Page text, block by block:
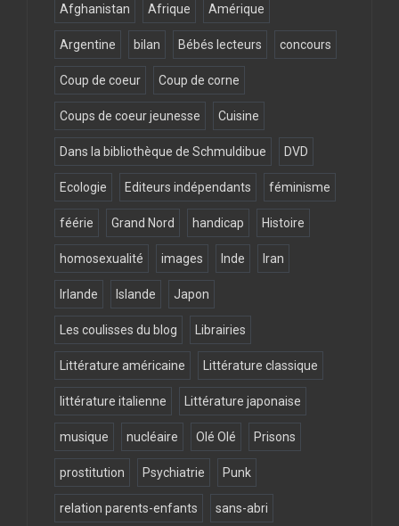
Afghanistan Afrique Amérique
Argentine bilan Bébés lecteurs concours
Coup de coeur Coup de corne
Coups de coeur jeunesse Cuisine
Dans la bibliothèque de Schmuldibue DVD
Ecologie Editeurs indépendants féminisme
féérie Grand Nord handicap Histoire
homosexualité images Inde Iran
Irlande Islande Japon
Les coulisses du blog Librairies
Littérature américaine Littérature classique
littérature italienne Littérature japonaise
musique nucléaire Olé Olé Prisons
prostitution Psychiatrie Punk
relation parents-enfants sans-abri